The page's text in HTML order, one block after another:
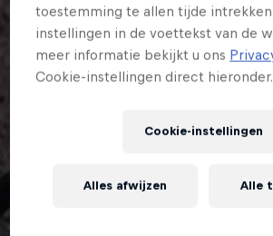
toestemming te allen tijde intrekken
instellingen in de voettekst van de
meer informatie bekijkt u ons
Cookie-instellingen direct hieronder.
Cookie-instellingen
Alles afwijzen Alle